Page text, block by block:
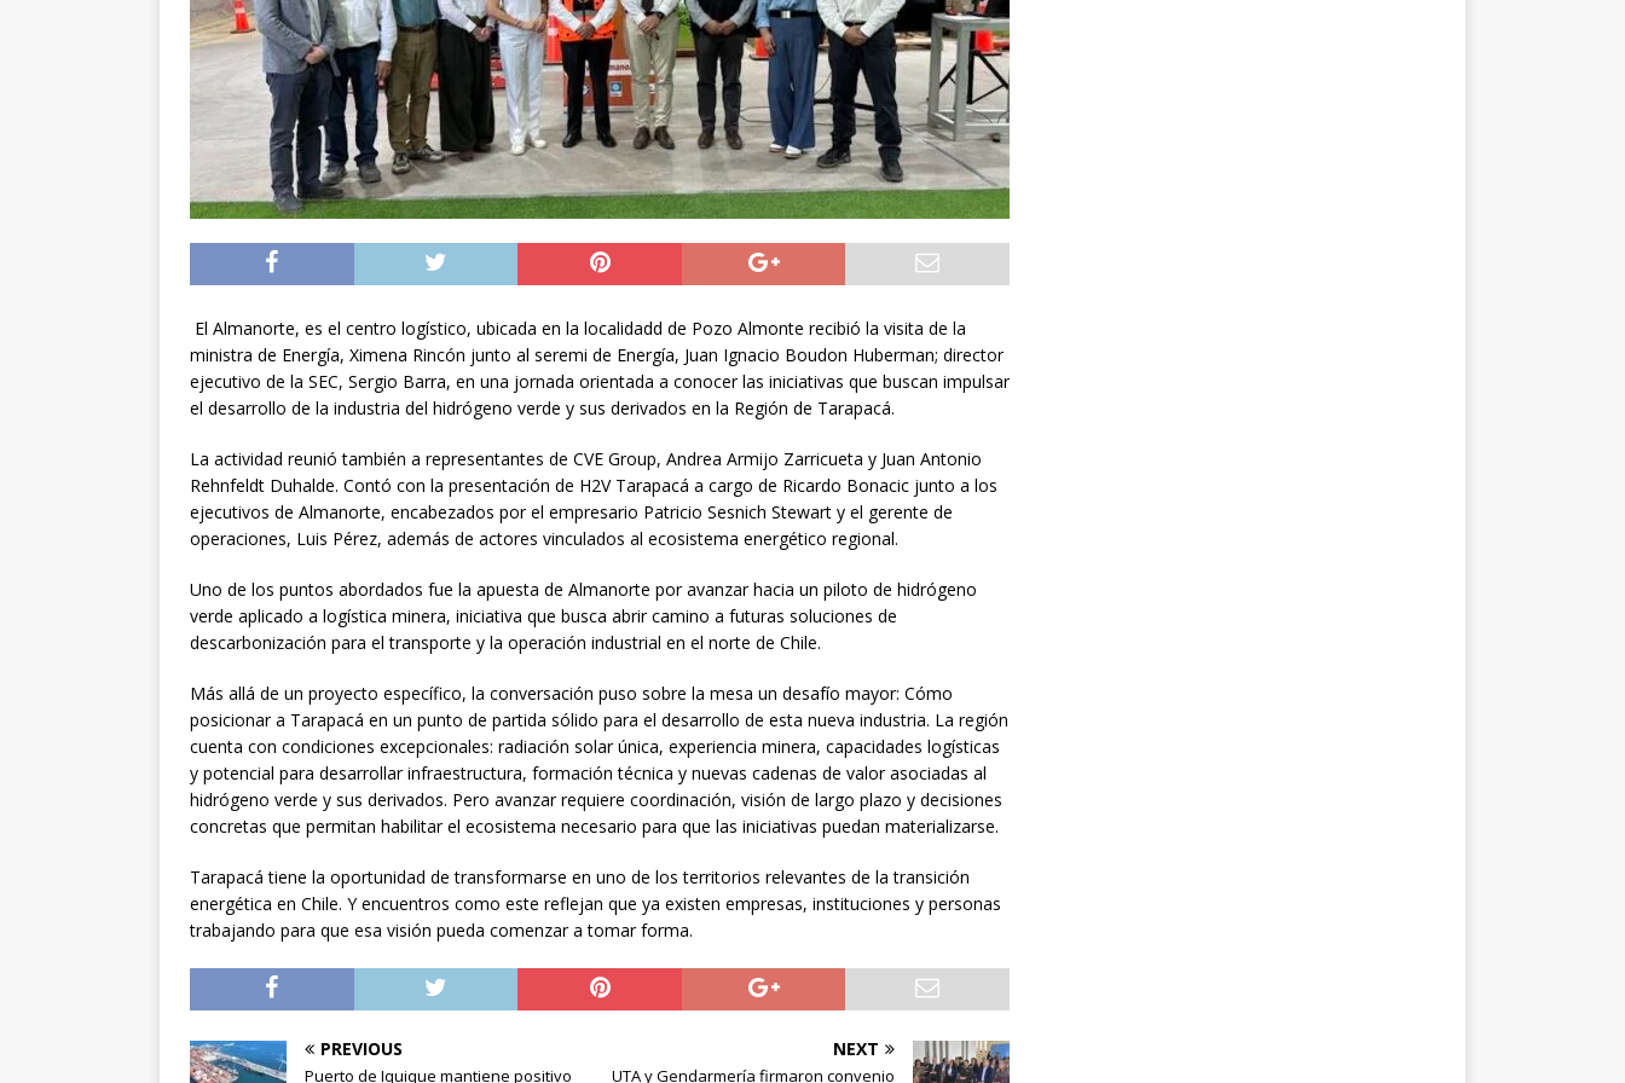
noviembre
INTERNACIONAL
[ 06/08/2026 ] Alerta preventiva por influenza aviar tras nuevo hallazgo de ave
silvestre positiva en Iquique
IQUIQUE
[ 07/08/2026 ] A 81 años del ataque en Hiroshima, Japón se abre a tener bombas
nucleares
INTERNACIONAL
El Almanorte, es el centro logístico, ubicada en la localidadd de Pozo Almonte recibió la visita de la
ministra de Energía, Ximena Rincón junto al seremi de Energía, Juan Ignacio Boudon Huberman; director
ejecutivo de la SEC, Sergio Barra, en una jornada orientada a conocer las iniciativas que buscan impulsar
el desarrollo de la industria del hidrógeno verde y sus derivados en la Región de Tarapacá.
La actividad reunió también a representantes de CVE Group, Andrea Armijo Zarricueta y Juan Antonio
Rehnfeldt Duhalde. Contó con la presentación de H2V Tarapacá a cargo de Ricardo Bonacic junto a los
ejecutivos de Almanorte, encabezados por el empresario Patricio Sesnich Stewart y el gerente de
operaciones, Luis Pérez, además de actores vinculados al ecosistema energético regional.
Uno de los puntos abordados fue la apuesta de Almanorte por avanzar hacia un piloto de hidrógeno
verde aplicado a logística minera, iniciativa que busca abrir camino a futuras soluciones de
descarbonización para el transporte y la operación industrial en el norte de Chile.
Más allá de un proyecto específico, la conversación puso sobre la mesa un desafío mayor: Cómo
posicionar a Tarapacá en un punto de partida sólido para el desarrollo de esta nueva industria. La región
cuenta con condiciones excepcionales: radiación solar única, experiencia minera, capacidades logísticas
y potencial para desarrollar infraestructura, formación técnica y nuevas cadenas de valor asociadas al
hidrógeno verde y sus derivados. Pero avanzar requiere coordinación, visión de largo plazo y decisiones
concretas que permitan habilitar el ecosistema necesario para que las iniciativas puedan materializarse.
Tarapacá tiene la oportunidad de transformarse en uno de los territorios relevantes de la transición
energética en Chile. Y encuentros como este reflejan que ya existen empresas, instituciones y personas
trabajando para que esa visión pueda comenzar a tomar forma.
PREVIOUS
Puerto de Iquique mantiene positivo
NEXT
UTA y Gendarmería firmaron convenio